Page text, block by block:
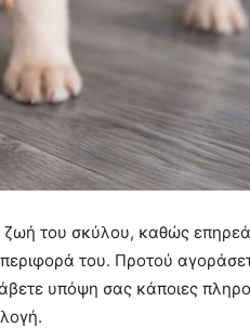
ζωή του σκύλου, καθώς
του. Προτού
υπόψη σας κάποιες